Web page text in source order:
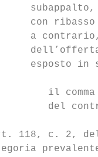
con
a
esposto in
il
del
118, c. 2,